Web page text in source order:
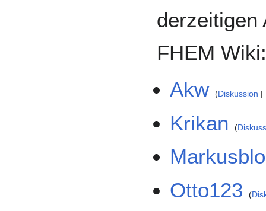
derzeitigen
FHEM Wiki:
Akw
Diskussion
Krikan
Otto123